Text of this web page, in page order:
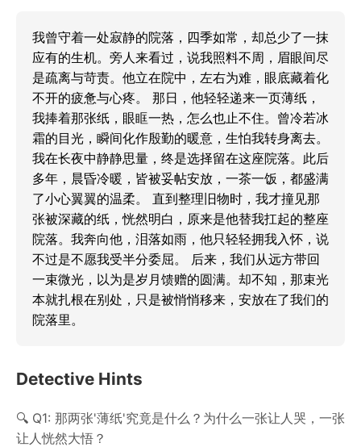
我曾守着一处寂静的院落，四季如常，却总少了一抹
应有的生机。旁人来看过，说我照料不周，眉眼间尽
是疏离与苛责。他立在院中，左右为难，眼底藏着化
不开的疲惫与心疼。 那日，他轻轻递来一页薄纸，
我捧着那张纸，眼眶一热，怎么也止不住。曾冷若冰
霜的目光，瞬间化作殷勤的暖意，生怕我转身离去。
我在长夜中静静思量，终是选择留在这座院落。此后
多年，晨昏冷暖，皆被妥帖安放，一茶一饭，都盛满
了小心翼翼的温柔。 直到整理旧物时，我才撞见那
张被深藏的纸，恍然明白，原来是他替我扛起的整座
院落。我奔向他，泪落如雨，他只轻轻拥我入怀，说
不过是不愿我受半分委屈。 后来，我们从远方带回
一束微光，以为是岁月馈赠的圆满。却不知，那束光
本就扎根在别处，只是被悄悄移来，安放在了我们的
院落里。
Detective Hints
Q1: 那两张'薄纸'究竟是什么？为什么一张让人哭，一张
让人恍然大悟？